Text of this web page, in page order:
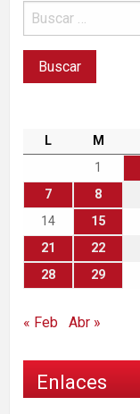
L M
1
7
8
14
15
21
22
28
29
« Feb Abr »
Enlaces